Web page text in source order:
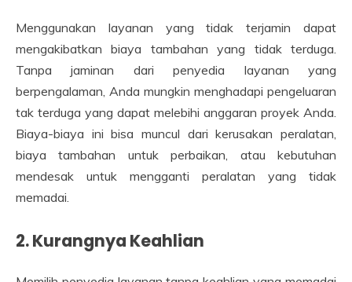
Menggunakan layanan yang tidak terjamin dapat
mengakibatkan biaya tambahan yang tidak terduga.
Tanpa jaminan dari penyedia layanan yang
berpengalaman, Anda mungkin menghadapi pengeluaran
tak terduga yang dapat melebihi anggaran proyek Anda.
Biaya-biaya ini bisa muncul dari kerusakan peralatan,
biaya tambahan untuk perbaikan, atau kebutuhan
mendesak untuk mengganti peralatan yang tidak
memadai.
2. Kurangnya Keahlian